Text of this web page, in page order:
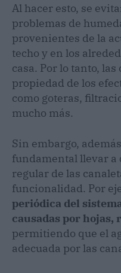
Al hacer esto, se
problemas de
provenientes de la
techo y en los
casa. Por lo tanto,
propiedad de los
como goteras,
mucho más.
Sin embargo,
fundamental llevar
regular de las
funcionalidad. Por
periódica del
causadas por hojas,
permitiendo que el
adecuada por las